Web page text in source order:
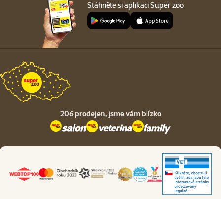
Stáhněte si aplikaci Super zoo
206 prodejen, jsme vám blízko